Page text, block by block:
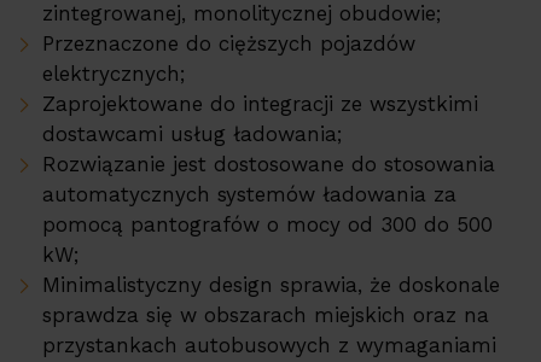
zintegrowanej, monolitycznej obudowie;
Przeznaczone do cięższych pojazdów
elektrycznych;
Zaprojektowane do integracji ze wszystkimi
dostawcami usług ładowania;
Rozwiązanie jest dostosowane do stosowania
automatycznych systemów ładowania za
pomocą pantografów o mocy od 300 do 500
kW;
Minimalistyczny design sprawia, że doskonale
sprawdza się w obszarach miejskich oraz na
przystankach autobusowych z wymaganiami
Ładowarki do pojazdów elektrycznych Huawei
Ładowarki do pojazdów elektrycznych
Ekoenergetyka
PV constructions
Pompy ciepła ERA
Referencje
Usługi
EMS